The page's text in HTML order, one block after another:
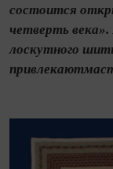
состоится
четверть
лоскутного